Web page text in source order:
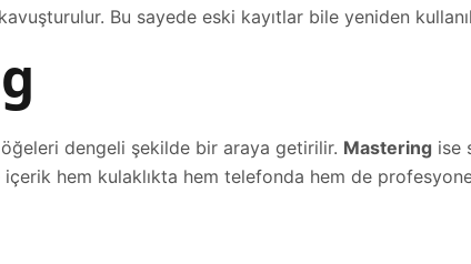
Bu sayede eski kayıtlar bile yeniden
dengeli şekilde bir araya getirilir. Mastering ise
hem kulaklıkta hem telefonda hem de